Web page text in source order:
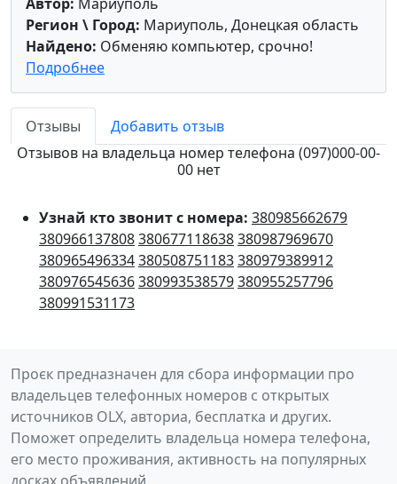
Регион \ Город: Мариуполь, Донецкая область
Найдено: Обменяю компьютер, срочно!
Подробнее
Отзывы
Добавить отзыв
Отзывов на владельца номер телефона (097)000-00-
00 нет
Узнай кто звонит с номера: 380985662679
380966137808380677118638380987969670
380965496334380508751183380979389912
380976545636380993538579380955257796
380991531173
Проєк предназначен для сбора информации про
владельцев телефонных номеров с открытых
источников OLX, авториа, бесплатка и других.
Поможет определить владельца номера телефона,
его место проживания, активность на популярных